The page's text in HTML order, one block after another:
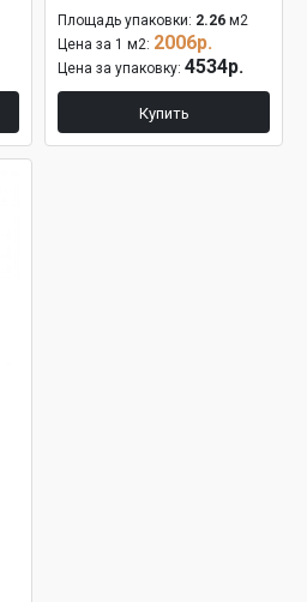
Площадь упаковки: 2.26 м2
Цена за 1 м2: 2006р.
Цена за упаковку: 4534р.
Купить